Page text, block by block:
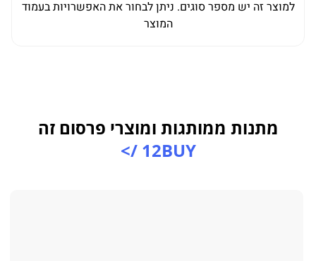
למוצר זה יש מספר סוגים. ניתן לבחור את האפשרויות בעמוד
המוצר
מתנות ממותגות ומוצרי פרסום זה
12BUY />